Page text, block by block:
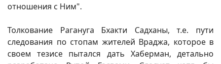
отношения с Ним".
Толкование Рагануга Бхакти Садханы, т.е. пути
следования по стопам жителей Враджа, которое в
своем тезисе пытался дать Хаберман, детально